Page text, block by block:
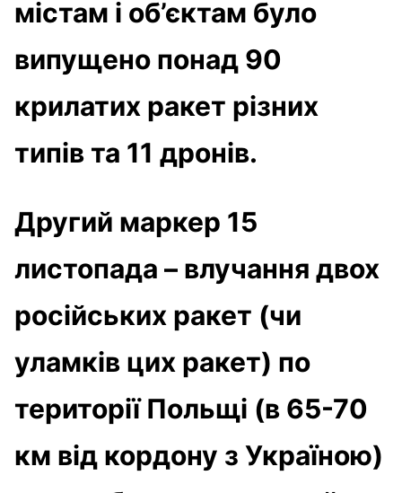
містам і об’єктам було
випущено понад 90
крилатих ракет різних
типів та 11 дронів.
Другий маркер 15
листопада – влучання двох
російських ракет (чи
уламків цих ракет) по
території Польщі (в 65-70
км від кордону з Україною)